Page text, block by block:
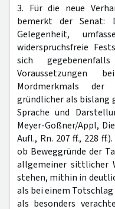
3. Für die neue
bemerkt der Senat:
Gelegenheit,
widerspruchsfreie
sich
Voraussetzungen
Mordmerkmals der
gründlicher als bislang
Sprache und
Meyer-Goßner/Appl,
Aufl., Rn. 207 ff., 228
ob Beweggründe der
allgemeiner sittlicher
stehen, mithin in
als bei einem
als besonders